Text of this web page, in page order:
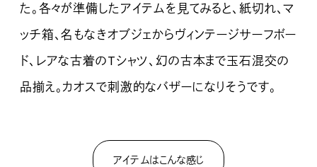
た。各々が準備したアイテムを見てみると、紙切れ、マ
ッチ箱、名もなきオブジェからヴィンテージサーフボー
ド、レアな古着のTシャツ、幻の古本まで玉石混交の
品揃え。カオスで刺激的なバザーになりそうです。
アイテムはこんな感じ